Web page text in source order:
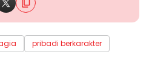
pribadi berkarakter